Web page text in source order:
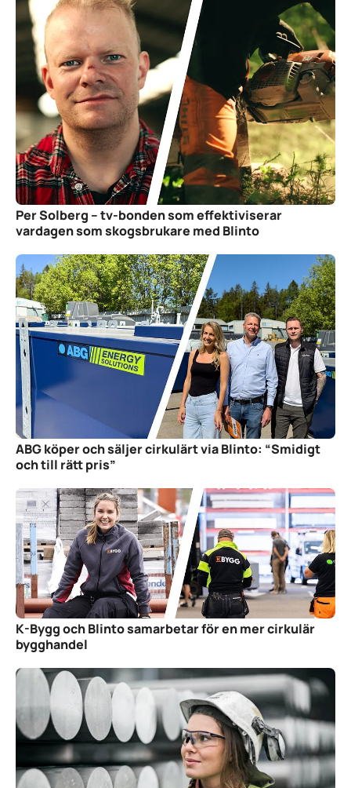
Per Solberg – tv-bonden som effektiviserar
vardagen som skogsbrukare med Blinto
ABG köper och säljer cirkulärt via Blinto: “Smidigt
och till rätt pris”
K-Bygg och Blinto samarbetar för en mer cirkulär
bygghandel